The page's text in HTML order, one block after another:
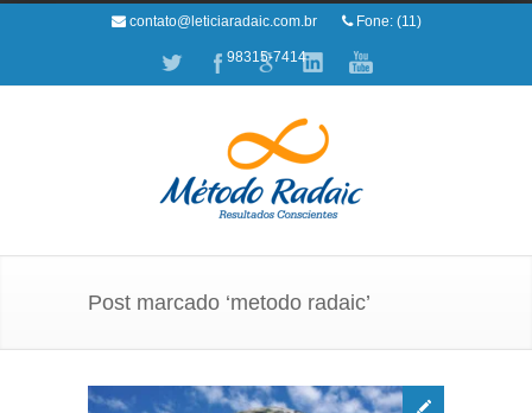
contato@leticiaradaic.com.br Fone: (11)
98315-7414
Post marcado ‘metodo radaic’